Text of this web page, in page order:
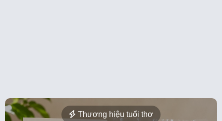
Thương hiệu tuổi thơ